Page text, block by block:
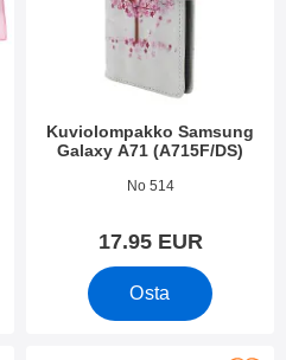
Kuviolompakko Samsung
Galaxy A71 (A715F/DS)
Tuote.nro 35322
No 514
17.95 EUR
Osta